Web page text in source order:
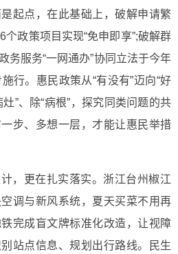
起点，在此基础上，破解申请繁
政策项目实现“免申即享”;破解群
务服务“一网通办”协同立法于今年
行。惠民政策从“有没有”迈向“好
灶”、除“病根”，探究同类问题的共
步、多想一层，才能让惠民举措
，更在扎实落实。浙江台州椒江
调与新风系统，夏天买菜不用再
完成盲文牌标准化改造，让视障
站点信息、规划出行路线。民生